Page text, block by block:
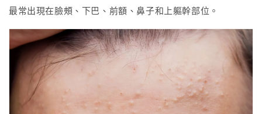
最常出現在臉頰、下巴、前額、鼻子和上軀幹部位。